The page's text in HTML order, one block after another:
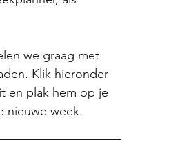
we graag met
Klik hieronder
en plak hem op je
nieuwe week.